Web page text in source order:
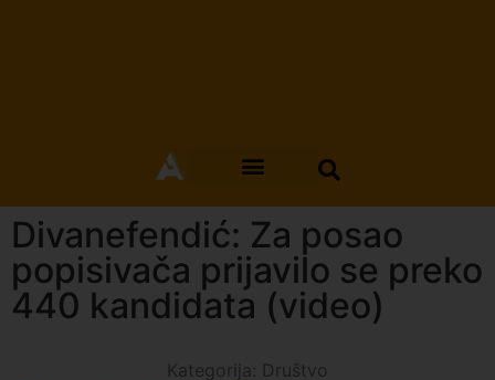
Divanefendić: Za posao
popisivača prijavilo se preko
440 kandidata (video)
Kategorija: Društvo